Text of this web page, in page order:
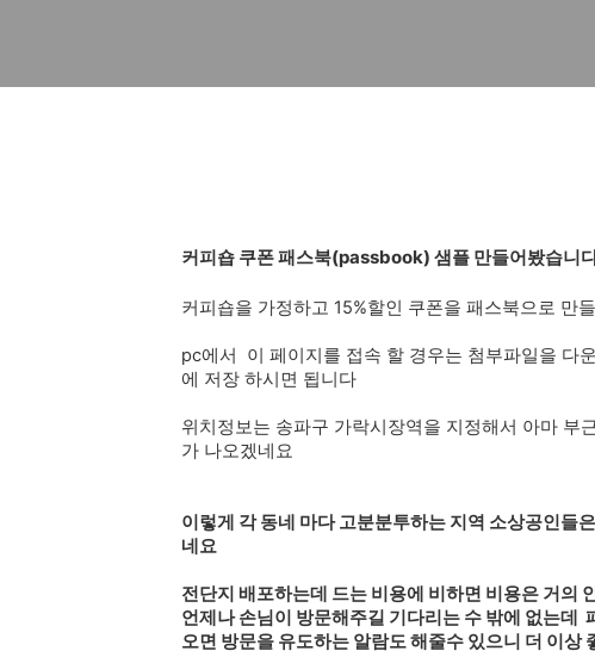
커피숍 쿠폰 패스북(passbook) 샘플 만들어봤습니
커피숍을 가정하고 15%할인 쿠폰을 패스북으로 만
pc에서 이 페이지를 접속 할 경우는 첨부파일을 다
에 저장 하시면 됩니다
위치정보는 송파구 가락시장역을 지정해서 아마 부
가 나오겠네요
이렇게 각 동네 마다 고분분투하는 지역 소상공인들
네요
전단지 배포하는데 드는 비용에 비하면 비용은 거의
언제나 손님이 방문해주길 기다리는 수 밖에 없는데
오면 방문을 유도하는 알람도 해줄수 있으니 더 이상